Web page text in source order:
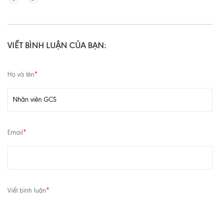
VIẾT BÌNH LUẬN CỦA BẠN:
Họ và tên*
Email *
Viết bình luận*